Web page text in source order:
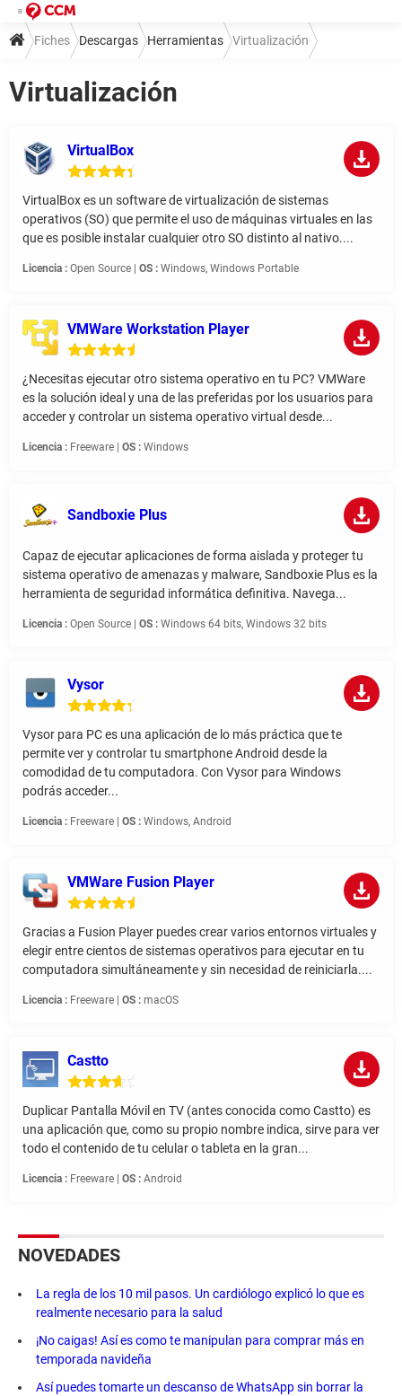
Fiches Descargas Herramientas Virtualización
Virtualización
VirtualBox
VirtualBox es un software de virtualización de sistemas
operativos (SO) que permite el uso de máquinas virtuales en las
que es posible instalar cualquier otro SO distinto al nativo....
Licencia : Open Source | OS : Windows, Windows Portable
VMWare Workstation Player
¿Necesitas ejecutar otro sistema operativo en tu PC? VMWare
es la solución ideal y una de las preferidas por los usuarios para
acceder y controlar un sistema operativo virtual desde...
Licencia : Freeware | OS : Windows
Sandboxie Plus
Capaz de ejecutar aplicaciones de forma aislada y proteger tu
sistema operativo de amenazas y malware, Sandboxie Plus es la
herramienta de seguridad informática definitiva. Navega...
Licencia : Open Source | OS : Windows 64 bits, Windows 32 bits
Vysor
Vysor para PC es una aplicación de lo más práctica que te
permite ver y controlar tu smartphone Android desde la
comodidad de tu computadora. Con Vysor para Windows
podrás acceder...
Licencia : Freeware | OS : Windows, Android
VMWare Fusion Player
Gracias a Fusion Player puedes crear varios entornos virtuales y
elegir entre cientos de sistemas operativos para ejecutar en tu
computadora simultáneamente y sin necesidad de reiniciarla....
Licencia : Freeware | OS : macOS
Castto
Duplicar Pantalla Móvil en TV (antes conocida como Castto) es
una aplicación que, como su propio nombre indica, sirve para ver
todo el contenido de tu celular o tableta en la gran...
Licencia : Freeware | OS : Android
NOVEDADES
La regla de los 10 mil pasos. Un cardiólogo explicó lo que es
realmente necesario para la salud
¡No caigas! Así es como te manipulan para comprar más en
temporada navideña
Así puedes tomarte un descanso de WhatsApp sin borrar la